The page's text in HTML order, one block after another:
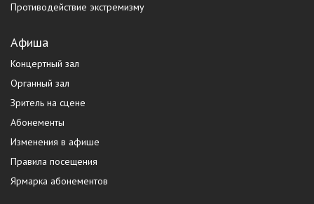
Противодействие экстремизму
Афиша
Концертный зал
Органный зал
Зритель на сцене
Абонементы
Изменения в афише
Правила посещения
Ярмарка абонементов